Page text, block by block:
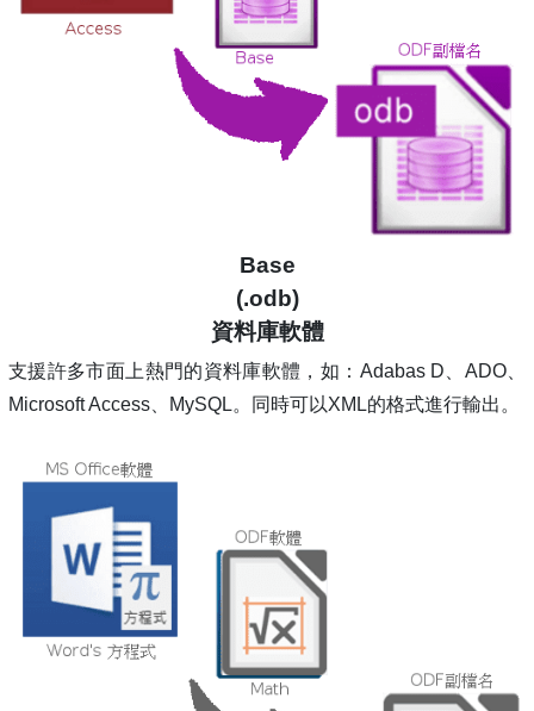
Base
(.odb)
資料庫軟體
支援許多市面上熱門的資料庫軟體，如：Adabas D、ADO、
Microsoft Access、MySQL。同時可以XML的格式進行輸出。